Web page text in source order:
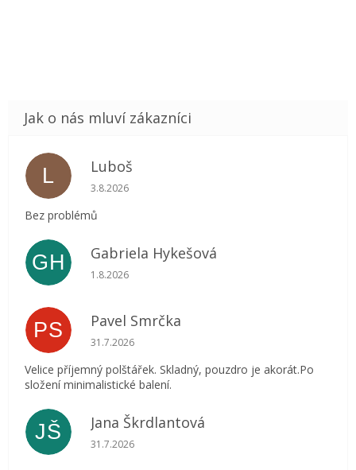
L Luboš
Hodnocení obchodu je 5 z 5 hvězdiček.
3.8.2026
Bez problémů
GH Gabriela Hykešová
Hodnocení obchodu je 5 z 5 hvězdiček.
1.8.2026
PS Pavel Smrčka
Hodnocení obchodu je 5 z 5 hvězdiček.
31.7.2026
Velice příjemný polštářek. Skladný, pouzdro je akorát.Po
složení minimalistické balení.
JŠ Jana Škrdlantová
Hodnocení obchodu je 5 z 5 hvězdiček.
31.7.2026